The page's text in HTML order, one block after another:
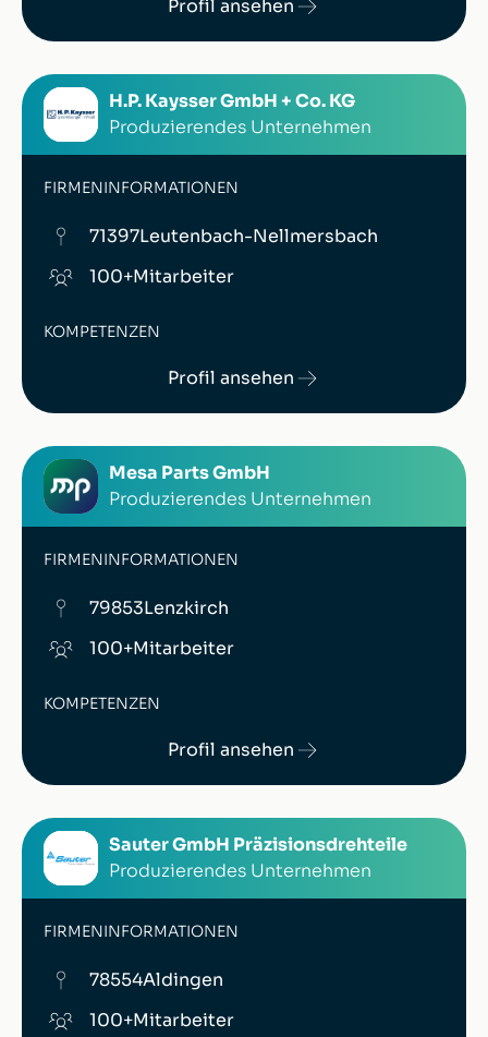
Profil ansehen
H.P. Kaysser GmbH + Co. KG
Produzierendes Unternehmen
FIRMENINFORMATIONEN
71397Leutenbach-Nellmersbach
100+Mitarbeiter
KOMPETENZEN
Profil ansehen
Mesa Parts GmbH
Produzierendes Unternehmen
FIRMENINFORMATIONEN
79853Lenzkirch
100+Mitarbeiter
KOMPETENZEN
Profil ansehen
Sauter GmbH Präzisionsdrehteile
Produzierendes Unternehmen
FIRMENINFORMATIONEN
78554Aldingen
100+Mitarbeiter